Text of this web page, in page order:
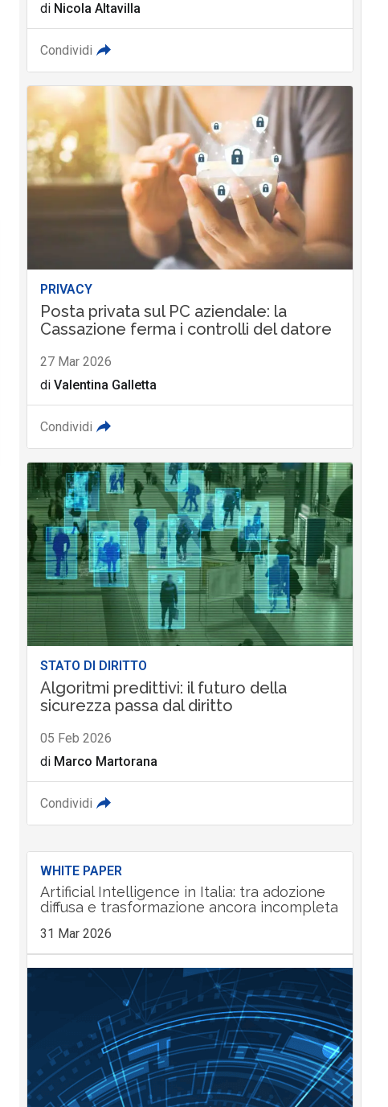
di Nicola Altavilla
Condividi
PRIVACY
Posta privata sul PC aziendale: la
Cassazione ferma i controlli del datore
27 Mar 2026
di Valentina Galletta
Condividi
STATO DI DIRITTO
Algoritmi predittivi: il futuro della
sicurezza passa dal diritto
05 Feb 2026
di Marco Martorana
Condividi
WHITE PAPER
Artificial Intelligence in Italia: tra adozione
diffusa e trasformazione ancora incompleta
31 Mar 2026